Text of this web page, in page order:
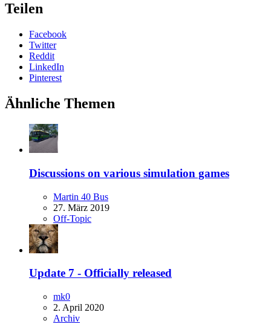
Teilen
Facebook
Twitter
Reddit
LinkedIn
Pinterest
Ähnliche Themen
Discussions on various simulation games
Martin 40 Bus
27. März 2019
Off-Topic
Update 7 - Officially released
mk0
2. April 2020
Archiv